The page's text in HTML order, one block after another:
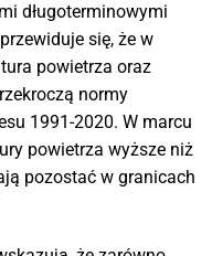
długoterminowymi
się, że w
powietrza oraz
normy
1991-2020. W marcu
powietrza wyższe niż
pozostać w granicach